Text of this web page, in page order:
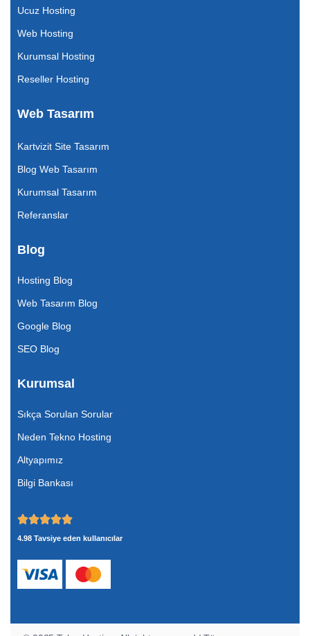
Ucuz Hosting
Web Hosting
Kurumsal Hosting
Reseller Hosting
Web Tasarım
Kartvizit Site Tasarım
Blog Web Tasarım
Kurumsal Tasarım
Referanslar
Blog
Hosting Blog
Web Tasarım Blog
Google Blog
SEO Blog
Kurumsal
Sıkça Sorulan Sorular
Neden Tekno Hosting
Altyapımız
Bilgi Bankası
4.98 Tavsiye eden kullanıcılar